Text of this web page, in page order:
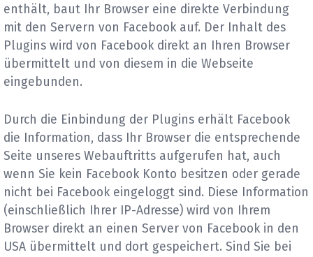
enthält, baut Ihr Browser eine direkte Verbindung
mit den Servern von Facebook auf. Der Inhalt des
Plugins wird von Facebook direkt an Ihren Browser
übermittelt und von diesem in die Webseite
eingebunden.
Durch die Einbindung der Plugins erhält Facebook
die Information, dass Ihr Browser die entsprechende
Seite unseres Webauftritts aufgerufen hat, auch
wenn Sie kein Facebook Konto besitzen oder gerade
nicht bei Facebook eingeloggt sind. Diese Information
(einschließlich Ihrer IP-Adresse) wird von Ihrem
Browser direkt an einen Server von Facebook in den
USA übermittelt und dort gespeichert. Sind Sie bei